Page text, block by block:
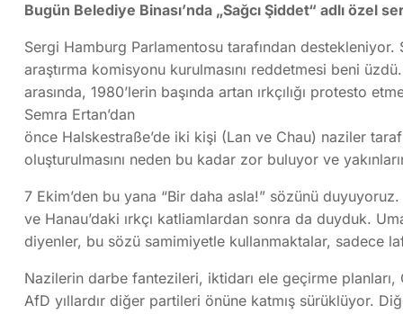
Bugün Belediye Binası’nda „Sağcı Şiddet“ adlı özel
Sergi Hamburg Parlamentosu tarafından
araştırma komisyonu kurulmasını reddetmesi beni
arasında, 1980’lerin başında artan ırkçılığı protesto
Semra Ertan’dan
önce Halskestraße’de iki kişi (Lan ve Chau) naziler
oluşturulmasını neden bu kadar zor buluyor ve
7 Ekim’den bu yana “Bir daha asla!” sözünü
ve Hanau’daki ırkçı katliamlardan sonra da duyduk.
diyenler, bu sözü samimiyetle kullanmaktalar, sadece
Nazilerin darbe fantezileri, iktidarı ele geçirme
AfD yıllardır diğer partileri önüne katmış sürüklüyor.